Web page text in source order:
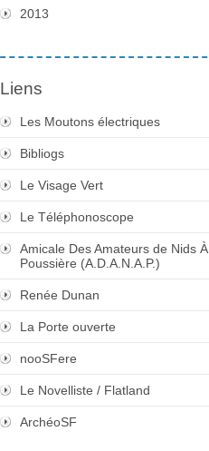
2013
Liens
Les Moutons électriques
Bibliogs
Le Visage Vert
Le Téléphonoscope
Amicale Des Amateurs de Nids À
Poussière (A.D.A.N.A.P.)
Renée Dunan
La Porte ouverte
nooSFere
Le Novelliste / Flatland
ArchéoSF